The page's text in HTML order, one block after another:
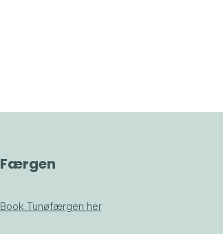
Færgen
Book Tunøfærgen her